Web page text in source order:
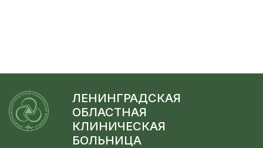
ЛЕНИНГРАДСКАЯ
ОБЛАСТНАЯ
КЛИНИЧЕСКАЯ
БОЛЬНИЦА